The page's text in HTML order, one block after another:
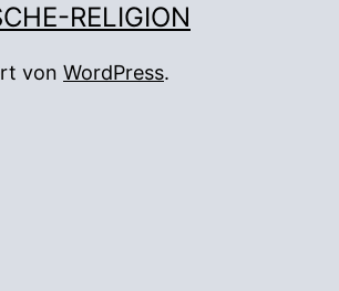
RELIGION
von WordPress.